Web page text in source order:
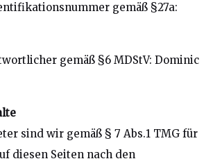
gemäß §27a:
gemäß §6 MDStV: Dominic
sind wir gemäß § 7 Abs.1 TMG für
diesen Seiten nach den